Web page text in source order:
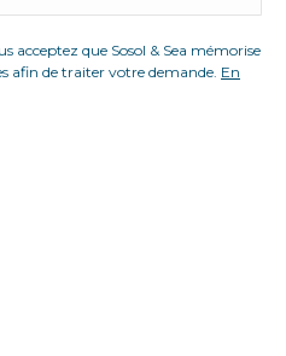
acceptez que Sosol & Sea mémorise
afin de traiter votre demande. En